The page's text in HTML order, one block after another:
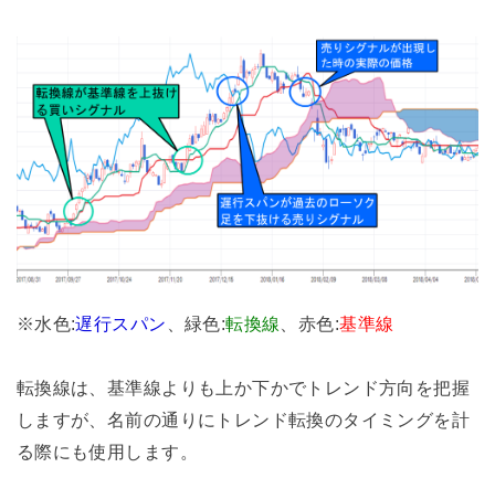
※水色:遅行スパン 、緑色:転換線 、赤色:基準線
転換線は、基準線よりも上か下かでトレンド方向を把握
しますが、名前の通りにトレンド転換のタイミングを計
る際にも使用します。